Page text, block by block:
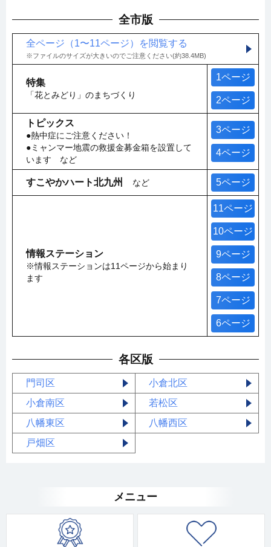
全市版
全ページ（1〜11ページ）を閲覧する
※ファイルのサイズが大きいのでご注意ください(約38.4MB)
特集
「花とみどり」のまちづくり
1ページ
2ページ
トピックス
●熱中症にご注意ください！
●ミャンマー地震の救援金募金箱を設置して
います など
3ページ
4ページ
すこやかハート北九州 など 5ページ
情報ステーション
※情報ステーションは11ページから始まり
ます
11ページ
10ページ
9ページ
8ページ
7ページ
6ページ
各区版
門司区
小倉北区
小倉南区
若松区
八幡東区
八幡西区
戸畑区
メニュー